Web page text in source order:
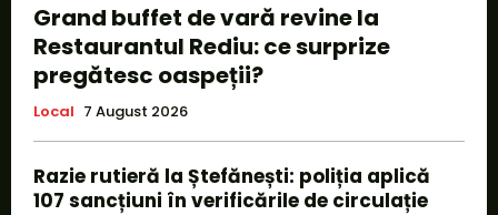
Grand buffet de vară revine la
Restaurantul Rediu: ce surprize
pregătesc oaspeții?
Local 7 August 2026
Razie rutieră la Ștefănești: poliția aplică
107 sancțiuni în verificările de circulație